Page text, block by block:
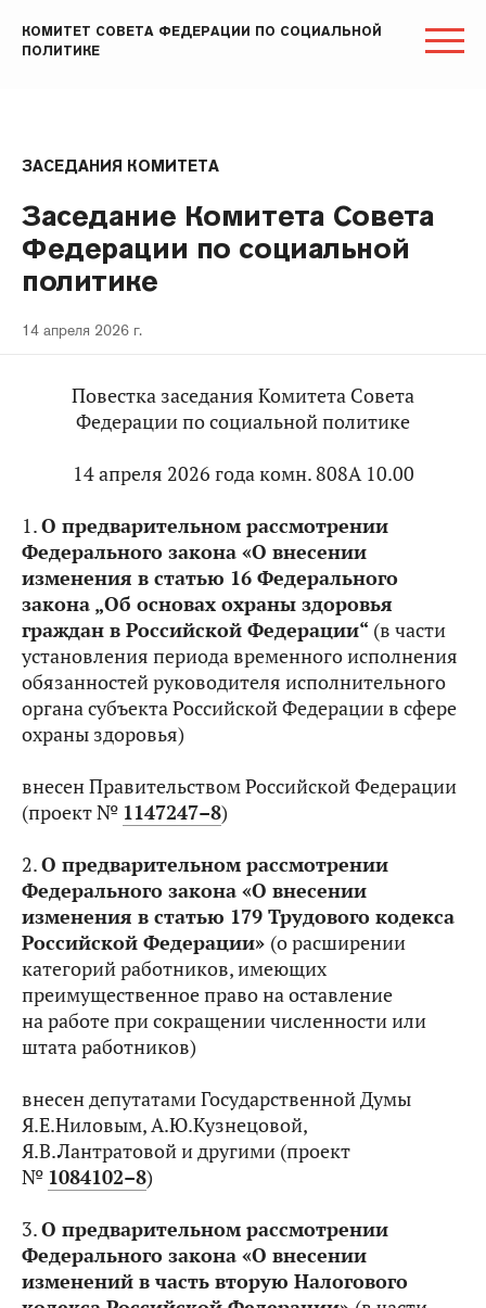
КОМИТЕТ СОВЕТА ФЕДЕРАЦИИ ПО СОЦИАЛЬНОЙ
ПОЛИТИКЕ
ЗАСЕДАНИЯ КОМИТЕТА
Заседание Комитета Совета
Федерации по социальной
политике
14 апреля 2026 г.
Повестка заседания Комитета Совета
Федерации по социальной политике
14 апреля 2026 года комн. 808А 10.00
1.О предварительном рассмотрении
Федерального закона «О внесении
изменения в статью 16 Федерального
закона „Об основах охраны здоровья
граждан в Российской Федерации“ (в части
установления периода временного исполнения
обязанностей руководителя исполнительного
органа субъекта Российской Федерации в сфере
охраны здоровья)
внесен Правительством Российской Федерации
(проект № 1147247–8)
2.О предварительном рассмотрении
Федерального закона «О внесении
изменения в статью 179 Трудового кодекса
Российской Федерации» (о расширении
категорий работников, имеющих
преимущественное право на оставление
на работе при сокращении численности или
штата работников)
внесен депутатами Государственной Думы
Я.Е.Ниловым, А.Ю.Кузнецовой,
Я.В.Лантратовой и другими (проект
№ 1084102–8)
3.О предварительном рассмотрении
Федерального закона «О внесении
изменений в часть вторую Налогового